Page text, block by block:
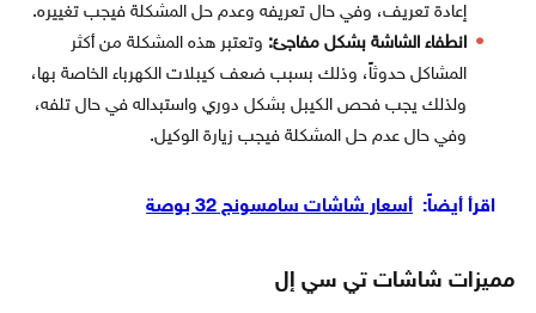
إعادة تعريف، وفي حال تعريفه وعدم حل المشكلة فيجب تغييره.
انطفاء الشاشة بشكل مفاجئ: وتعتبر هذه المشكلة من أكثر
المشاكل حدوثاً، وذلك بسبب ضعف كيبلات الكهرباء الخاصة بها،
ولذلك يجب فحص الكيبل بشكل دوري واستبداله في حال تلفه،
وفي حال عدم حل المشكلة فيجب زيارة الوكيل.
اقرأ أيضاً: أسعار شاشات سامسونج 32 بوصة
مميزات شاشات تي سي إل